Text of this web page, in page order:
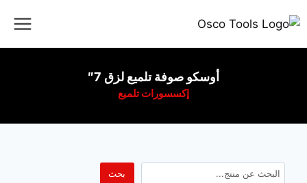
أوسكو صوفة تلميع لزق 7″
إكسسورات تلميع
بحث